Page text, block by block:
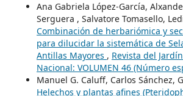
Ana Gabriela López-García,
Serguera , Salvatore Tomasello,
Combinación de herbariómica y
para dilucidar la sistemática de
Antillas Mayores , Revista del
Nacional: VOLUMEN 46 (Número
Manuel G. Caluff, Carlos Sánchez,
Helechos y plantas afines